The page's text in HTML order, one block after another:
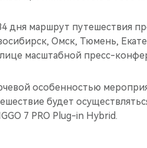
дня маршрут путешествия
Омск, Тюмень,
масштабной пресс-
особенностью
будет
7 PRO Plug-in Hybrid.